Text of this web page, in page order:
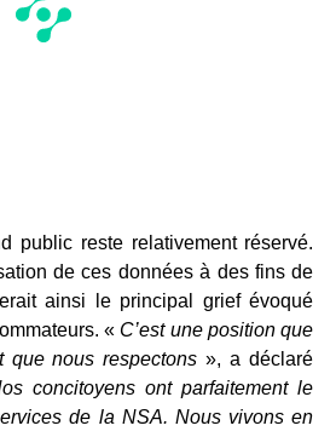
public reste relativement réservé.
de ces données à des fins de
ainsi le principal grief évoqué
« C’est une position que
que nous respectons », a déclaré
concitoyens ont parfaitement le
de la NSA. Nous vivons en